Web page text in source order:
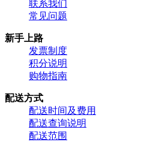
联系我们
常见问题
新手上路
发票制度
积分说明
购物指南
配送方式
配送时间及费用
配送查询说明
配送范围